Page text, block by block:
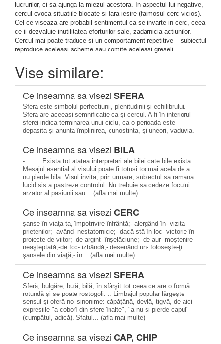
lucrurilor, ci sa ajunga la miezul acestora. In aspectul lui negative,
cercul evoca situatiile blocate si fara iesire (faimosul cerc vicios).
Cel ce viseaza are probabil sentimentul ca se invarte in cerc, ceea
ce ii dezvaluie inutilitatea eforturilor sale, zadarnicia actiunilor.
Cercul mai poate traduce si un comportament repetitive – subiectul
reproduce aceleasi scheme sau comite aceleasi greseli.
Vise similare:
Ce inseamna sa visezi SFERA
Sfera este simbolul perfectiunii, plenitudinii şi echilibrului.
Sfera are aceeasi semnificatie ca şi cercul. A fi în interiorul
sferei indica terminarea unui ciclu, ca o perioada este
depasita şi anunta împlinirea, cunostinta, şi uneori, vaduvia.
Ce inseamna sa visezi BILA
- Exista tot atatea interpretari ale bilei cate bile exista.
Mesajul esential al visului poate fi totusi tocmai acela de a
nu pierde bila. Visul invita, prin urmare, subiectul sa ramana
lucid sis a pastreze controlul. Nu trebuie sa cedeze focului
arzator al pasiunii sau... (afla mai multe)
Ce inseamna sa visezi CERC
şanse în viaţa ta, împotrivire înfrântă;- alergând în- vizita
prietenilor;- având- nestatornicie;- dacă stă în loc- victorie în
proiecte de viitor;- de argint- înşelăciune;- de aur- moştenire
neaşteptată;-de foc- izbândă;- desenând un- foloseşte-ţi
şansele din viaţă;- în... (afla mai multe)
Ce inseamna sa visezi SFERA
Sferă, bulgăre, bulă, bilă, în sfârşit tot ceea ce are o formă
rotundă şi se poate rostogoli. .. Limbajul popular lărgeşte
sensul şi oferă noi sinonime: căpăţână, devlă, tigvă, de aici
expresiile "a coborî din sfere înalte", "a nu-şi pierde capul"
(cumpătul, adică). Sfatul... (afla mai multe)
Ce inseamna sa visezi CAP, CHIP